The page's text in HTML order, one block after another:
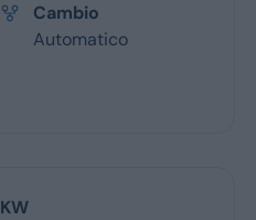
Cambio
Automatico
KW